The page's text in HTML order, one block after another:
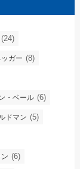
(24)
ガー (8)
・ベール (6)
ドマン (5)
(6)